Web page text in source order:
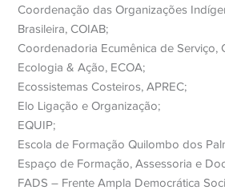
Coordenação das Organizações
Brasileira, COIAB;
Coordenadoria Ecumênica de Serviço,
Ecologia & Ação, ECOA;
Ecossistemas Costeiros, APREC;
Elo Ligação e Organização;
EQUIP;
Escola de Formação Quilombo dos
Espaço de Formação, Assessoria e
FADS – Frente Ampla Democrática